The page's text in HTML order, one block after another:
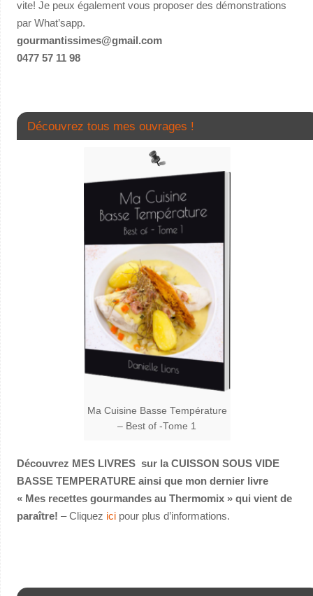
vite! Je peux également vous proposer des démonstrations
par What’sapp.
gourmantissimes@gmail.com
0477 57 11 98
Découvrez tous mes ouvrages !
Ma Cuisine Basse Température
– Best of -Tome 1
Découvrez MES LIVRES sur la CUISSON SOUS VIDE
BASSE TEMPERATURE ainsi que mon dernier livre
« Mes recettes gourmandes au Thermomix » qui vient de
paraître! – Cliquez icipour plus d’informations.